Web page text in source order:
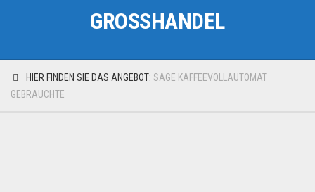
Fahrzeuge & Transport
Geschäft, Büro & Schreibwaren
Geschenkartikel
GROSSHANDEL
HIER FINDEN SIE DAS ANGEBOT: SAGE KAFFEEVOLLAUTOMAT
GEBRAUCHTE